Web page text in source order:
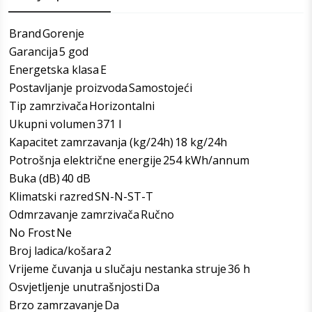
BrandGorenje
Garancija5 god
Energetska klasaE
Postavljanje proizvodaSamostojeći
Tip zamrzivačaHorizontalni
Ukupni volumen371 l
Kapacitet zamrzavanja (kg/24h) 18 kg/24h
Potrošnja električne energije254 kWh/annum
Buka (dB)40 dB
Klimatski razredSN-N-ST-T
Odmrzavanje zamrzivačaRučno
No FrostNe
Broj ladica/košara2
Vrijeme čuvanja u slučaju nestanka struje36 h
Osvjetljenje unutrašnjostiDa
Brzo zamrzavanjeDa